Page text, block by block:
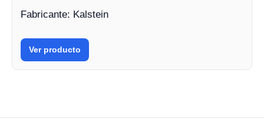
Fabricante: Kalstein
Ver producto